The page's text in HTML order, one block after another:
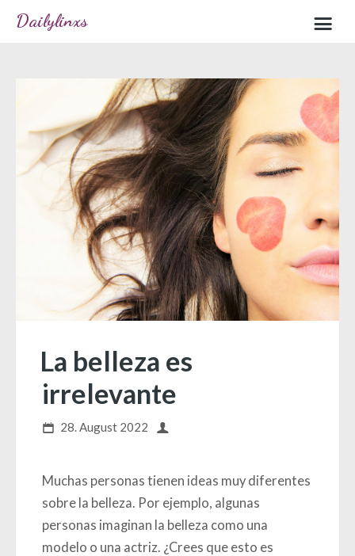
Dailylinxs
La belleza es
irrelevante
28. August 2022
Muchas personas tienen ideas muy diferentes
sobre la belleza. Por ejemplo, algunas
personas imaginan la belleza como una
modelo o una actriz. ¿Crees que esto es